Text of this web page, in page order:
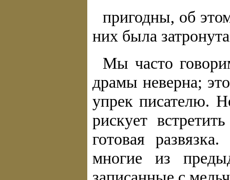
пригодны, об
них была
Мы часто
драмы неверна;
упрек писателю.
рискует
готовая
многие из